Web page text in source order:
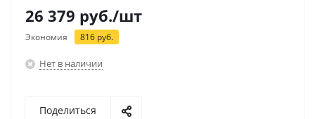
26 379 руб./шт
Экономия 816 руб.
Нет в наличии
Поделиться